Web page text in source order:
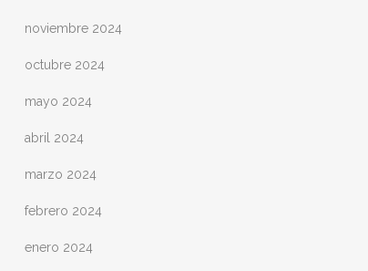
noviembre 2024
octubre 2024
mayo 2024
abril 2024
marzo 2024
febrero 2024
enero 2024